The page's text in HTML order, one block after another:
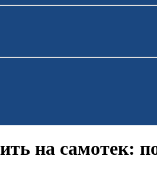
на самотек: